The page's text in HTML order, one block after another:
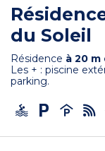
du Soleil
Résidence à 20 m
Les + : piscine
parking.